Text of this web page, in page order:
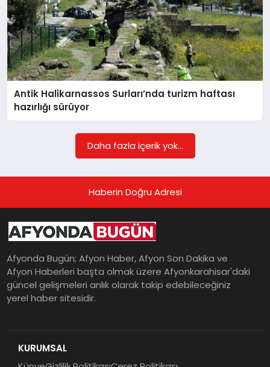
EĞITIM
DÜNYA
EKONOMI
SIYASET
SPOR
Antik Halikarnassos Surları’nda turizm haftası
hazırlığı sürüyor
Daha fazla içerik yok...
Haberin Doğru Adresi
Afyonda Bugün; Afyon Haber, Afyon Son Dakika ve
Afyon Haberleri başta olmak üzere Afyonkarahisar'daki
güncel gelişmeleri anlık olarak takip edebileceğiniz
yerel haber sitesidir.
KURUMSAL